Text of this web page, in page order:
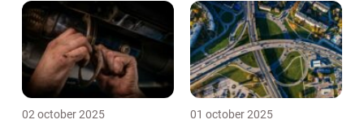
02 october 2025 01 october 2025